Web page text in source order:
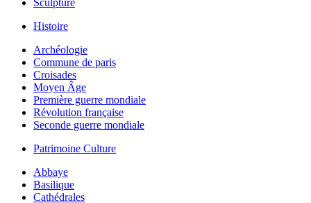
Sculpture
Histoire
Archéologie
Commune de paris
Croisades
Moyen Âge
Première guerre mondiale
Révolution française
Seconde guerre mondiale
Patrimoine Culture
Abbaye
Basilique
Cathédrales